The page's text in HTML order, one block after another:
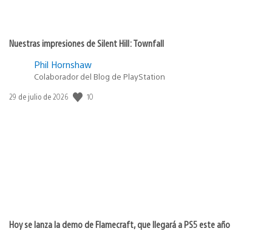
Nuestras impresiones de Silent Hill: Townfall
Phil Hornshaw
Colaborador del Blog de PlayStation
Fecha
29 de julio de 2026 10
Hoy se lanza la demo de Flamecraft, que llegará a PS5 este año